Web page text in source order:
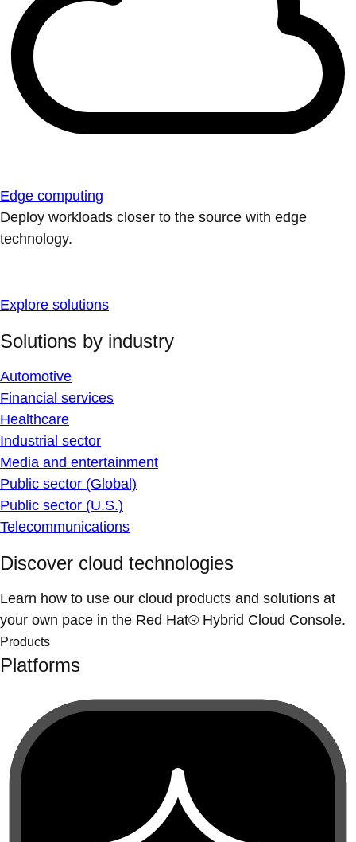
Edge computing
Deploy workloads closer to the source with edge
technology.
Explore solutions
Solutions by industry
Automotive
Financial services
Healthcare
Industrial sector
Media and entertainment
Public sector (Global)
Public sector (U.S.)
Telecommunications
Discover cloud technologies
Learn how to use our cloud products and solutions at
your own pace in the Red Hat® Hybrid Cloud Console.
Products
Platforms